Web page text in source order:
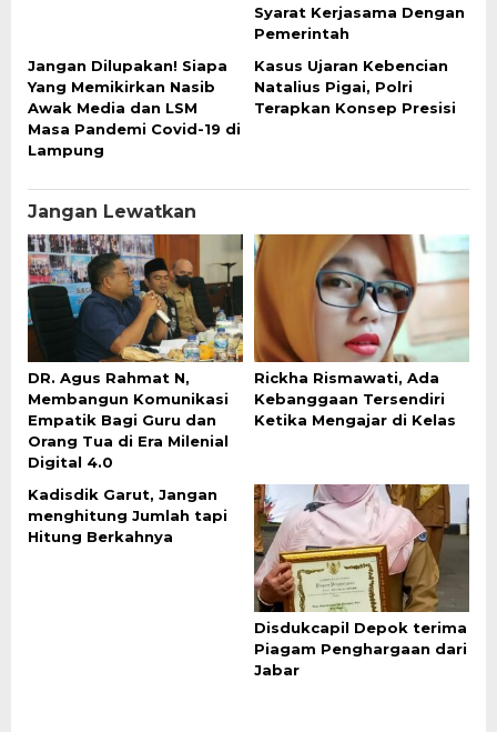
Syarat Kerjasama Dengan
Pemerintah
Jangan Dilupakan! Siapa
Yang Memikirkan Nasib
Awak Media dan LSM
Masa Pandemi Covid-19 di
Lampung
Kasus Ujaran Kebencian
Natalius Pigai, Polri
Terapkan Konsep Presisi
Jangan Lewatkan
DR. Agus Rahmat N,
Membangun Komunikasi
Empatik Bagi Guru dan
Orang Tua di Era Milenial
Digital 4.0
Rickha Rismawati, Ada
Kebanggaan Tersendiri
Ketika Mengajar di Kelas
Kadisdik Garut, Jangan
menghitung Jumlah tapi
Hitung Berkahnya
Disdukcapil Depok terima
Piagam Penghargaan dari
Jabar